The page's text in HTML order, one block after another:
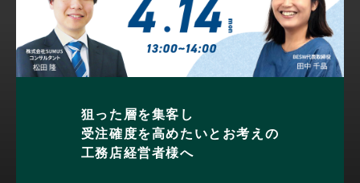
狙った層を集客し
受注確度を高めたいとお考えの
工務店経営者様へ